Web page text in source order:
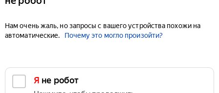
Нам очень жаль, но запросы с вашего устройства похожи на
автоматические.
Почему это могло произойти?
Я не робот